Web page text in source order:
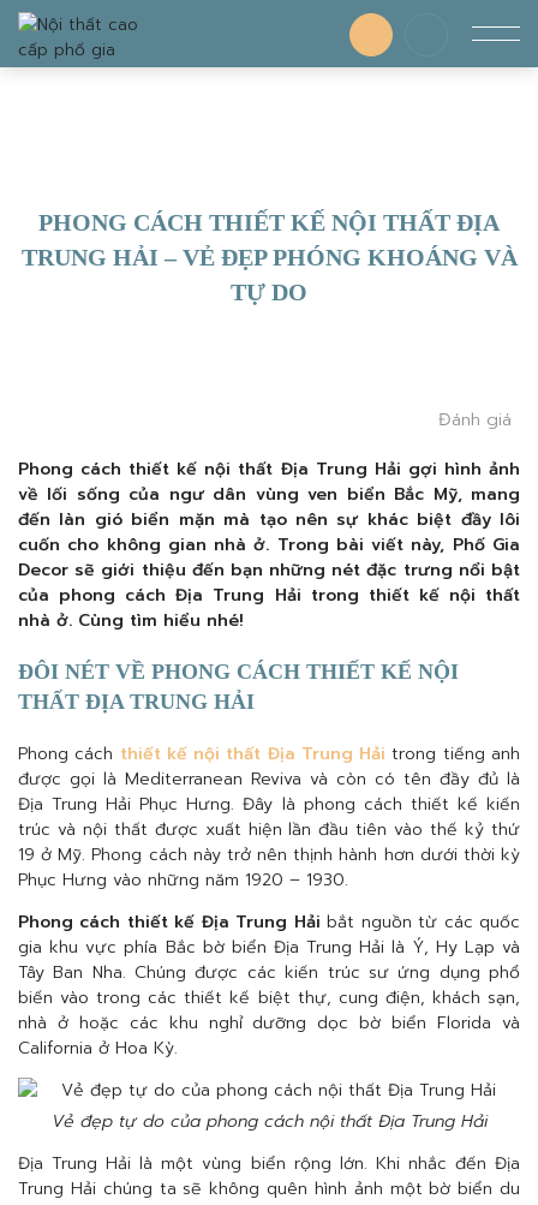
PHONG CÁCH THIẾT KẾ NỘI THẤT ĐỊA
TRUNG HẢI – VẺ ĐẸP PHÓNG KHOÁNG VÀ
TỰ DO
Đánh giá
Phong cách thiết kế nội thất Địa Trung Hải gợi hình ảnh
về lối sống của ngư dân vùng ven biển Bắc Mỹ, mang
đến làn gió biển mặn mà tạo nên sự khác biệt đầy lôi
cuốn cho không gian nhà ở. Trong bài viết này, Phố Gia
Decor sẽ giới thiệu đến bạn những nét đặc trưng nổi bật
của phong cách Địa Trung Hải trong thiết kế nội thất
nhà ở. Cùng tìm hiểu nhé!
ĐÔI NÉT VỀ PHONG CÁCH THIẾT KẾ NỘI
THẤT ĐỊA TRUNG HẢI
Phong cách thiết kế nội thất Địa Trung Hải trong tiếng anh
được gọi là Mediterranean Reviva và còn có tên đầy đủ là
Địa Trung Hải Phục Hưng. Đây là phong cách thiết kế kiến
trúc và nội thất được xuất hiện lần đầu tiên vào thế kỷ thứ
19 ở Mỹ. Phong cách này trở nên thịnh hành hơn dưới thời kỳ
Phục Hưng vào những năm 1920 – 1930.
Phong cách thiết kế Địa Trung Hải bắt nguồn từ các quốc
gia khu vực phía Bắc bờ biển Địa Trung Hải là Ý, Hy Lạp và
Tây Ban Nha. Chúng được các kiến trúc sư ứng dụng phổ
biến vào trong các thiết kế biệt thự, cung điện, khách sạn,
nhà ở hoặc các khu nghỉ dưỡng dọc bờ biển Florida và
California ở Hoa Kỳ.
Vẻ đẹp tự do của phong cách nội thất Địa Trung Hải
Địa Trung Hải là một vùng biển rộng lớn. Khi nhắc đến Địa
Trung Hải chúng ta sẽ không quên hình ảnh một bờ biển du